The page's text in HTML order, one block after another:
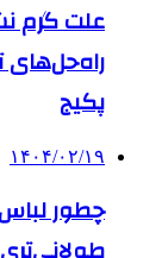
علت گرم
پکیج
۱۴۰۴/۰۲/۱۹
چطور